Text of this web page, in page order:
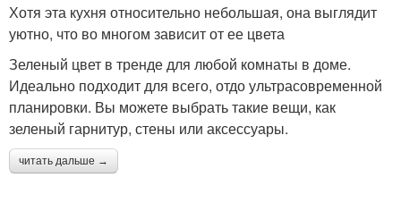
Хотя эта кухня относительно небольшая, она выглядит
уютно, что во многом зависит от ее цвета
Зеленый цвет в тренде для любой комнаты в доме.
Идеально подходит для всего, отдо ультрасовременной
планировки. Вы можете выбрать такие вещи, как
зеленый гарнитур, стены или аксессуары.
читать дальше →